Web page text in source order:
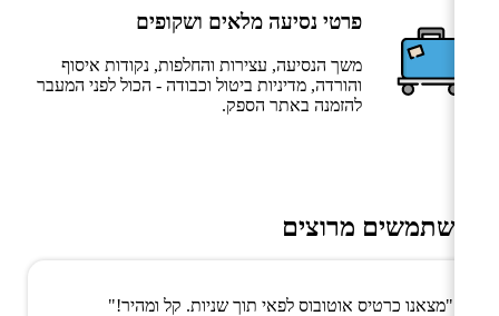
פרטי נסיעה מלאים ושקופים
משך הנסיעה, עצירות והחלפות, נקודות איסוף
והורדה, מדיניות ביטול וכבודה - הכול לפני המעבר
להזמנה באתר הספק.
משתמשים מרוצים
"מצאנו כרטיס אוטובוס לפאי תוך שניות. קל ומהיר!"